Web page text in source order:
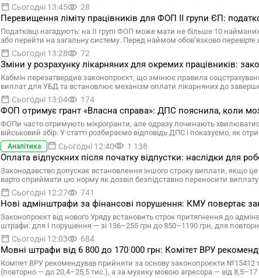
Сьогодні 13:45 28
Перевищення ліміту працівників для ФОП II групи ЄП:
Податківці нагадують: на II групі ФОП може мати не більше 10
або перейти на загальну систему. Перед наймом обов’язково
Сьогодні 13:28 72
Зміни у розрахунку лікарняних для окремих працівників:
Кабмін перезатвердив законопроєкт, що змінює правила
виплат для УБД та встановлює механізм оплати лікарняних до
Сьогодні 13:04 174
ФОП отримує грант «Власна справа»: ДПС пояснила, коли
ФОПи часто отримують мікрогранти, але одразу починають
військовий збір. У статті розбираємо відповідь ДПС і показуємо, як
Аналітика Сьогодні 12:40 1 138
Оплата відпускних після початку відпустки: наслідки для
Законодавство допускає встановлення іншого строку виплати, якщо
варто сприймати цю норму як дозвіл безпідставно переносити виплату
Сьогодні 12:27 741
Нові адмінштрафи за фінансові порушення: КМУ повертає
Законопроєкт від нового Уряду встановить строк притягнення до
штрафи: для І порушення — зі 136–255 грн до 850–1190 грн, для
Сьогодні 12:03 684
Мовні штрафи від 6 800 до 170 000 грн: Комітет ВРУ
Комітет ВРУ рекомендував прийняти за основу законопроєкти
(повторно — до 20,4–25,5 тис.), а за музику мовою агресора — від 8,5–17